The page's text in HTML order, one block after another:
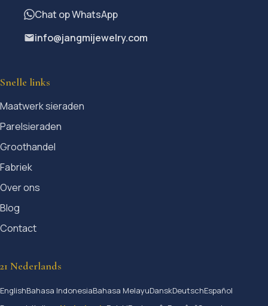
Chat op WhatsApp
info@jangmijewelry.com
Snelle links
Maatwerk sieraden
Parelsieraden
Groothandel
Fabriek
Over ons
Blog
Contact
21 Nederlands
EnglishBahasa IndonesiaBahasa MelayuDanskDeutschEspañol